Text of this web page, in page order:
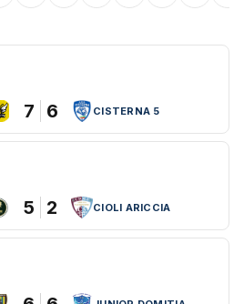
7 6 CISTERNA 5
5 2 CIOLI ARICCIA